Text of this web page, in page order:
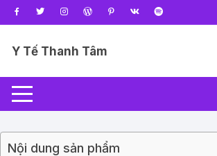
Y Tế Thanh Tâm
Nội dung sản phẩm